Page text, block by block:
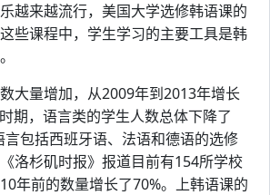
越来越流行，美国大学选修韩语课的
些课程中，学生学习的主要工具是韩
大量增加，从2009年到2013年增长
期，语言类的学生人数总体下降了
言包括西班牙语、法语和德语的选修
洛杉矶时报》报道目前有154所学校
年前的数量增长了70%。上韩语课的